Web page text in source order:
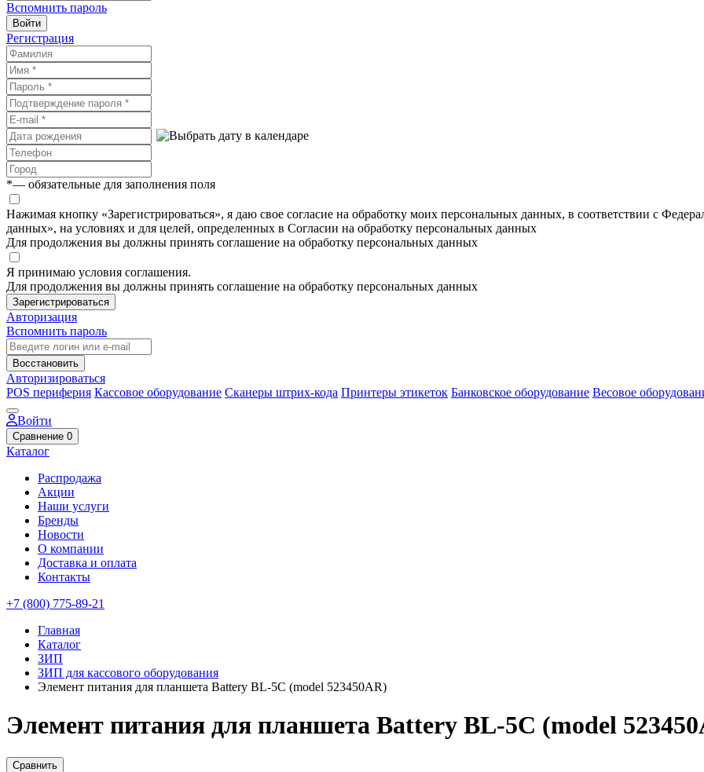
Вспомнить пароль
Войти
Регистрация
*— обязательные для заполнения поля
Нажимая кнопку «Зарегистрироваться», я даю свое согласие на обработку моих персональных данных, в соответствии с
данных», на условиях и для целей, определенных в Согласии на обработку персональных данных
Для продолжения вы должны принять соглашение на обработку персональных данных
Я принимаю условия соглашения.
Для продолжения вы должны принять соглашение на обработку персональных данных
Зарегистрироваться
Авторизация
Вспомнить пароль
Восстановить
Авторизироваться
POS периферия Кассовое оборудование Сканеры штрих-кода Принтеры этикеток Банковское оборудование Весовое
Войти
Сравнение 0
Каталог
Распродажа
Акции
Наши услуги
Бренды
Новости
О компании
Доставка и оплата
Контакты
+7 (800) 775-89-21
Главная
Каталог
ЗИП
ЗИП для кассового оборудования
Элемент питания для планшета Battery BL-5C (model 523450AR)
Элемент питания для планшета Battery BL-5C (model
Сравнить